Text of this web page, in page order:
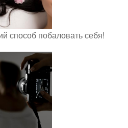
способ побаловать себя!